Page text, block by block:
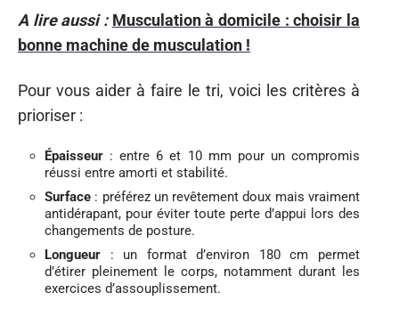
A lire aussi : Musculation à domicile : choisir la
bonne machine de musculation !
Pour vous aider à faire le tri, voici les critères à
prioriser :
Épaisseur : entre 6 et 10 mm pour un compromis
réussi entre amorti et stabilité.
Surface : préférez un revêtement doux mais vraiment
antidérapant, pour éviter toute perte d’appui lors des
changements de posture.
Longueur : un format d’environ 180 cm permet
d’étirer pleinement le corps, notamment durant les
exercices d’assouplissement.